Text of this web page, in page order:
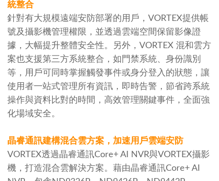
統整合
針對有大規模遠端安防部署的用戶，VORTEX提供帳
號及攝影機管理權限，並透過雲端空間保留影像證
據，大幅提升整體安全性。另外，VORTEX 混和雲方
案也支援第三方系統整合，如門禁系統、身份識別
等，用戶可同時掌握觸發事件或身分登入的狀態，讓
使用者一站式管理所有資訊，即時告警，節省跨系統
操作與資料比對的時間，高效管理關鍵事件，全面強
化場域安全。
晶睿通訊建構混合雲方案，加速用戶雲端安防
VORTEX透過晶睿通訊Core+ AI NVR與VORTEX攝影
機，打造混合雲解決方案。藉由晶睿通訊Core+ AI